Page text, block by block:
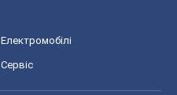
Електромобілі
Сервіс